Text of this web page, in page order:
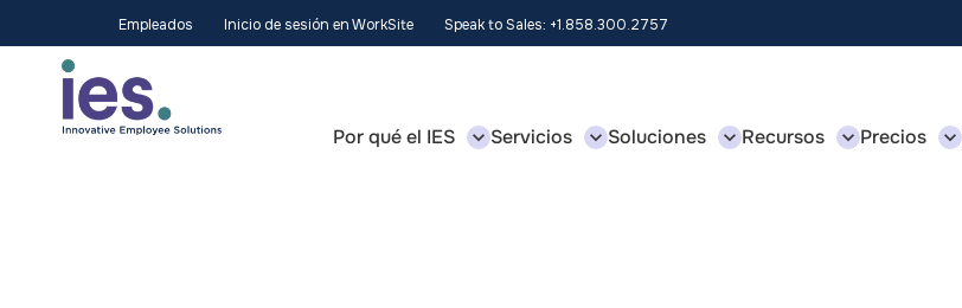
Empleados Inicio de sesión en WorkSite Speak to Sales: +1.858.300.2757
Por qué el IES Servicios Soluciones Recursos Precios